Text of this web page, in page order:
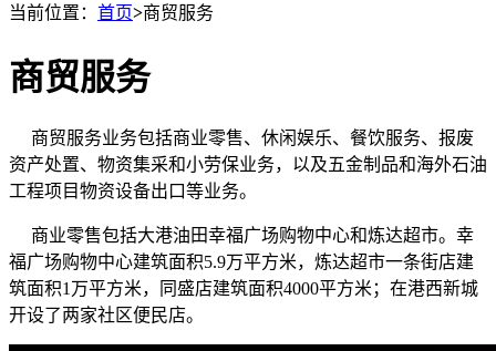
当前位置： 首页>商贸服务
商贸服务
商贸服务业务包括商业零售、休闲娱乐、餐饮服务、报废
资产处置、物资集采和小劳保业务，以及五金制品和海外石油
工程项目物资设备出口等业务。
商业零售包括大港油田幸福广场购物中心和炼达超市。幸
福广场购物中心建筑面积5.9万平方米，炼达超市一条街店建
筑面积1万平方米，同盛店建筑面积4000平方米；在港西新城
开设了两家社区便民店。